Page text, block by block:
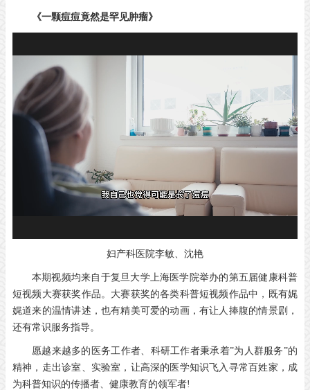
《一颗痘痘竟然是罕见肿瘤》
妇产科医院李敏、沈艳
本期视频均来自于复旦大学上海医学院举办的第五届健康科普
短视频大赛获奖作品。大赛获奖的各类科普短视频作品中，既有娓
娓道来的温情讲述，也有精美可爱的动画，有让人捧腹的情景剧，
还有常识服务指导。
愿越来越多的医务工作者、科研工作者秉承着”为人群服务”的
精神，走出诊室、实验室，让高深的医学知识飞入寻常百姓家，成
为科普知识的传播者、健康教育的领军者!